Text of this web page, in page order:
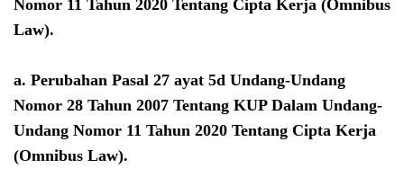
Nomor 11 Tahun 2020 Tentang Cipta Kerja (Omnibus
Law).
a. Perubahan Pasal 27 ayat 5d Undang-Undang
Nomor 28 Tahun 2007 Tentang KUP Dalam Undang-
Undang Nomor 11 Tahun 2020 Tentang Cipta Kerja
(Omnibus Law).